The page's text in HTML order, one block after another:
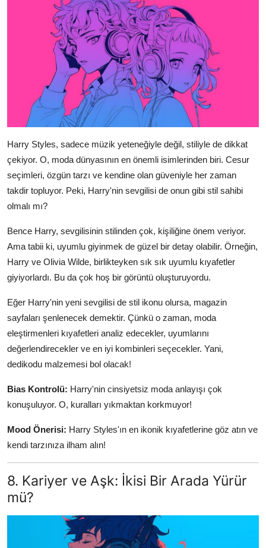
Harry Styles, sadece müzik yeteneğiyle değil, stiliyle de dikkat
çekiyor. O, moda dünyasının en önemli isimlerinden biri. Cesur
seçimleri, özgün tarzı ve kendine olan güveniyle her zaman
takdir topluyor. Peki, Harry'nin sevgilisi de onun gibi stil sahibi
olmalı mı?
Bence Harry, sevgilisinin stilinden çok, kişiliğine önem veriyor.
Ama tabii ki, uyumlu giyinmek de güzel bir detay olabilir. Örneğin,
Harry ve Olivia Wilde, birlikteyken sık sık uyumlu kıyafetler
giyiyorlardı. Bu da çok hoş bir görüntü oluşturuyordu.
Eğer Harry'nin yeni sevgilisi de stil ikonu olursa, magazin
sayfaları şenlenecek demektir. Çünkü o zaman, moda
eleştirmenleri kıyafetleri analiz edecekler, uyumlarını
değerlendirecekler ve en iyi kombinleri seçecekler. Yani,
dedikodu malzemesi bol olacak!
Bias Kontrolü: Harry'nin cinsiyetsiz moda anlayışı çok
konuşuluyor. O, kuralları yıkmaktan korkmuyor!
Mood Önerisi: Harry Styles'ın en ikonik kıyafetlerine göz atın ve
kendi tarzınıza ilham alın!
8. Kariyer ve Aşk: İkisi Bir Arada Yürür
mü?